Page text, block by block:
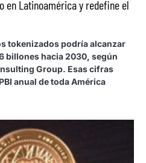
en Latinoamérica y redefine el
tokenizados podría alcanzar
billones hacia 2030, según
Group. Esas cifras
anual de toda América